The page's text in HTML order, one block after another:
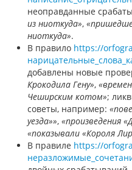
неоправданные
из ниоткуда»,
ниоткуда».
В правило https://
добавлены новые
Крокодила Гену»,
Чеширским котом»;
советы, например:
уезда»», «произведения
«показывали «Короля
В правиле https://